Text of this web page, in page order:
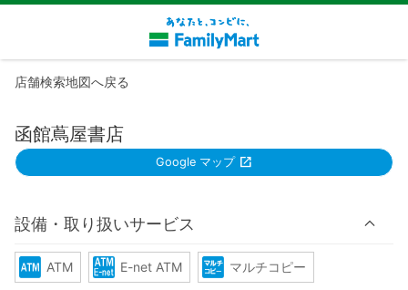
店舗検索地図へ戻る
函館蔦屋書店
Google マップ
設備・取り扱いサービス
ATM E-net ATM マルチコピー